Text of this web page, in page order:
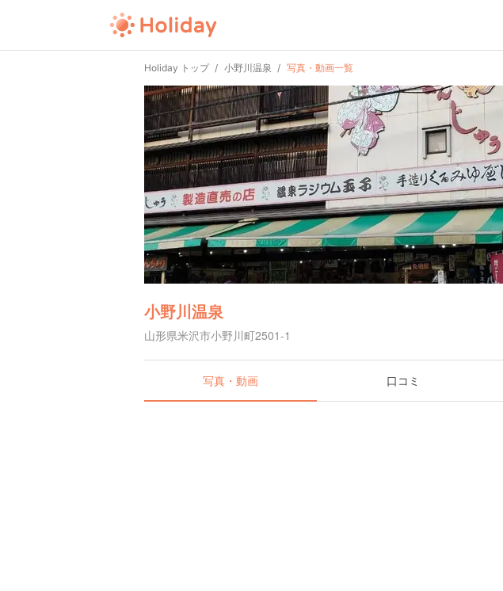
Holiday トップ 小野川温泉 写真・動画一覧
小野川温泉
山形県米沢市小野川町2501-1
写真・動画 口コミ